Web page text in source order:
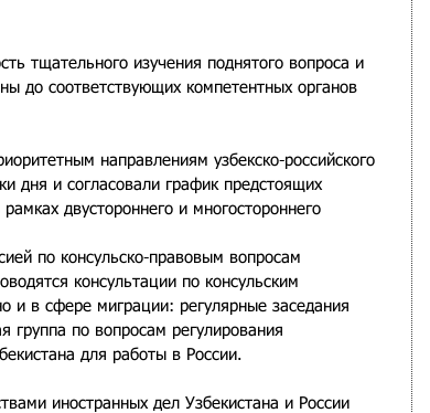
тщательного изучения поднятого вопроса и
до соответствующих компетентных органов
направлениям узбекско-российского
дня и согласовали график предстоящих
двустороннего и многостороннего
по консульско-правовым вопросам
консультации по консульским
и в сфере миграции: регулярные заседания
группа по вопросам регулирования
для работы в России.
иностранных дел Узбекистана и России